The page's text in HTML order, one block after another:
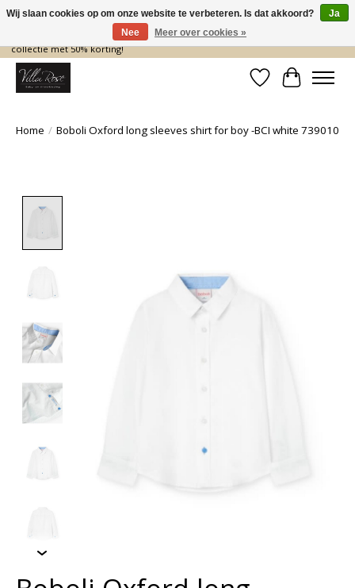
De nieuwe collectie komt eraan… en wij maken ruimte! Shop nu de zomer
collectie met 50% korting!
Verlanglijst
Home / Boboli Oxford long sleeves shirt for boy -BCI white 739010
Wij slaan cookies op om onze website te verbeteren. Is dat akkoord?
Ja
Nee
Meer over cookies »